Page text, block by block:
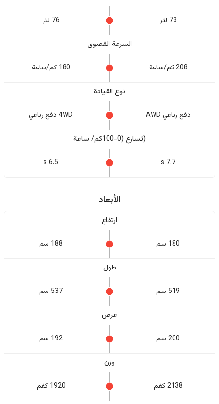
73 لتر 76 لتر
السرعة القصوى
208 كم/ساعة 180 كم/ساعة
نوع القيادة
دفع رباعي AWD 4WD دفع رباعي
(تسارع (0-100كم/ ساعة
7.7 s
6.5 s
الأبعاد
ارتفاع
180 سم 188 سم
طول
519 سم 537 سم
عرض
200 سم 192 سم
وزن
2138 كغم 1920 كغم